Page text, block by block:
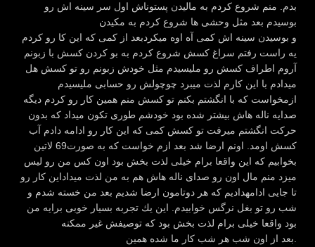
بدم. منم شروع كردم به مالیدن پستوناش اول سر سینه اش رو
بوسیدم بعد مثل وحشی ها شروع كردم به مكیدن
و بوسیدن سینه اش كمی آه اوه میكردبعد از كمی كه این كا رو كردم
یه راست رفتم سراغ كسش شروع كردم به بو كردن كسش با زبونم
آروم اطراف كسش رو ملیسیدم مثل خودش زبونم رو تو كسش هل
میدادم با این كارم لذت میبرد چوچولش رو حسابی ملیسیدم
ازمخواست كه با انگشتم بكنم تو كسش منم همین كار رو كردم دیگه
صدایه ناله هاش بیشتر شده بود خودشم طوری تكون میداد كه بدون
حركت انگشتم میرفت تو كسش كمی كه این كار رو ادامه دادم آب
كسش اومد. اونم ارضا شد بعد ازم خواست كه به صورت69 لاتین
بخوابیم كه این واقعا برام خیلی لذت بخش بود اون كس من رو لیس
میزد منم مال اون رو صدای ناله هاش هم به من لذت میداداین كار رو
تا جایی ادامهدادیم كه هر دوتامون ارضا شدیم بعد من خسته شدم و
شب رو تو بغل نرگس خوابیدم. این یك تجربه بسیار خوبی برایه من
بود واقعا خیلی برام لذت بخش بود كه توصیفش غیر ممكنه
بعد از اون شب هر شب كار ما شده همین.